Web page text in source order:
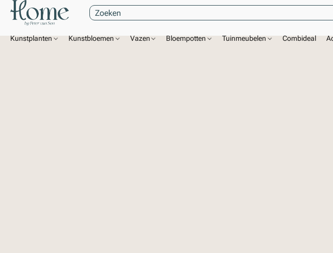
Kunstplanten Kunstbloemen Vazen Bloempotten Tuinmeubelen Combideal